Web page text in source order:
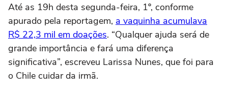
Até as 19h desta segunda-feira, 1º, conforme
apurado pela reportagem, a vaquinha acumulava
R$ 22,3 mil em doações. “Qualquer ajuda será de
grande importância e fará uma diferença
significativa”, escreveu Larissa Nunes, que foi para
o Chile cuidar da irmã.